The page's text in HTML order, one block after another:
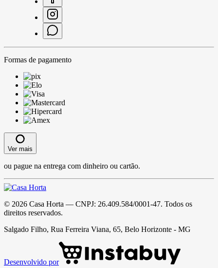
Formas de pagamento
Ver mais
ou pague na entrega com dinheiro ou cartão.
© 2026 Casa Horta — CNPJ: 26.409.584/0001-47. Todos os
direitos reservados.
Salgado Filho, Rua Ferreira Viana, 65, Belo Horizonte - MG
Desenvolvido por